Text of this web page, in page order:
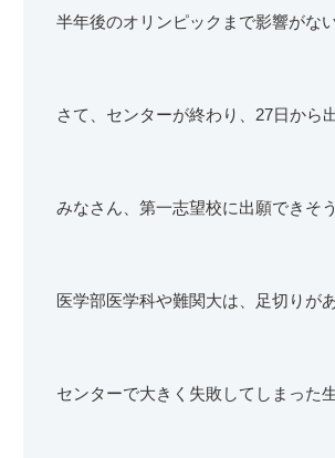
半年後のオリンピックまで影響がな
さて、センターが終わり、27日から
みなさん、第一志望校に出願できそ
医学部医学科や難関大は、足切りがあ
センターで大きく失敗してしまった生